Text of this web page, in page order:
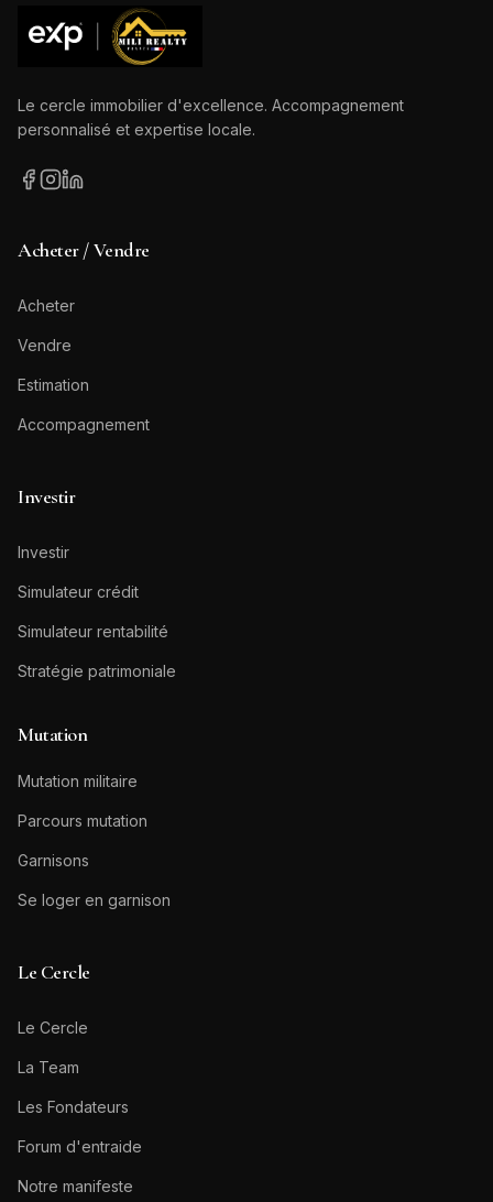
Le cercle immobilier d'excellence. Accompagnement
personnalisé et expertise locale.
Acheter / Vendre
Acheter
Vendre
Estimation
Accompagnement
Investir
Investir
Simulateur crédit
Simulateur rentabilité
Stratégie patrimoniale
Mutation
Mutation militaire
Parcours mutation
Garnisons
Se loger en garnison
Le Cercle
Le Cercle
La Team
Les Fondateurs
Forum d'entraide
Notre manifeste